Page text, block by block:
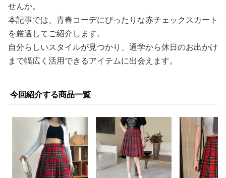
せんか。
本記事では、青春コーデにぴったりな赤チェックスカート
を厳選してご紹介します。
自分らしいスタイルが見つかり、通学から休日のお出かけ
まで幅広く活用できるアイテムに出会えます。
今回紹介する商品一覧